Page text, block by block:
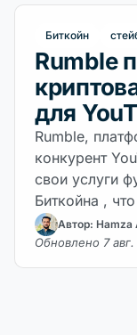
Биткойн
Rumble
для
Rumble,
конкурент
свои услуги
Биткойна ,
интеграции
создателей.
Автор: Hamza
Обновлено 7